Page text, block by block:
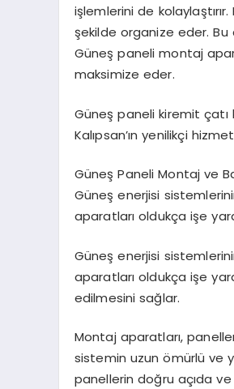
işlemlerini de
şekilde organize eder. Bu
Güneş paneli montaj
maksimize eder.
Güneş paneli kiremit çatı
Kalıpsan’ın yenilikçi
Güneş Paneli Montaj ve
Güneş enerjisi
aparatları oldukça işe
Güneş enerjisi
aparatları oldukça işe
edilmesini sağlar.
Montaj aparatları,
sistemin uzun ömürlü ve
panellerin doğru açıda